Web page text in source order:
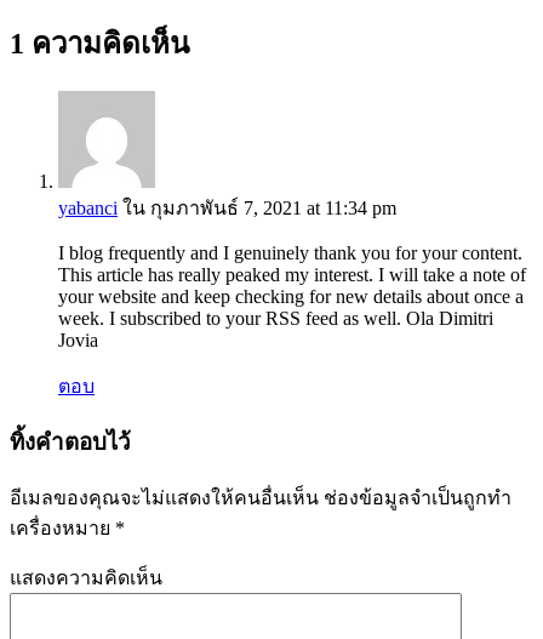
1 ความคิดเห็น
yabanci ใน กุมภาพันธ์ 7, 2021 at 11:34 pm
I blog frequently and I genuinely thank you for your content.
This article has really peaked my interest. I will take a note of
your website and keep checking for new details about once a
week. I subscribed to your RSS feed as well. Ola Dimitri
Jovia
ตอบ
ทิ้งคำตอบไว้
อีเมลของคุณจะไม่แสดงให้คนอื่นเห็น ช่องข้อมูลจำเป็นถูกทำ
เครื่องหมาย *
แสดงความคิดเห็น